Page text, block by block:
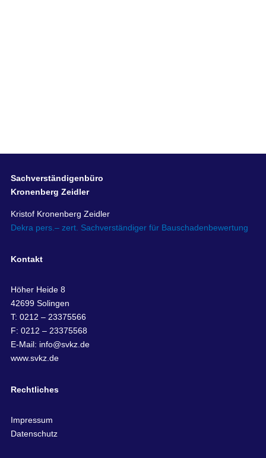
Sachverständigenbüro
Kronenberg Zeidler
Kristof Kronenberg Zeidler
Dekra pers.– zert. Sachverständiger für Bauschadenbewertung
Kontakt
Höher Heide 8
42699 Solingen
T: 0212 – 23375566
F: 0212 – 23375568
E-Mail: info@svkz.de
www.svkz.de
Rechtliches
Impressum
Datenschutz